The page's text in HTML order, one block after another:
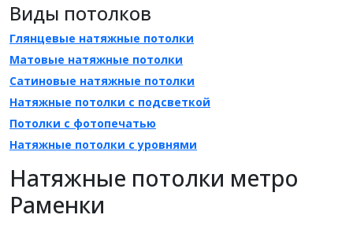
Виды потолков
Глянцевые натяжные потолки
Матовые натяжные потолки
Сатиновые натяжные потолки
Натяжные потолки с подсветкой
Потолки c фотопечатью
Натяжные потолки c уровнями
Натяжные потолки метро
Раменки